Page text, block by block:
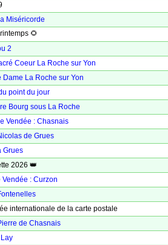
Miséricorde
🌻
2
Coeur La Roche sur Yon
Dame La Roche sur Yon
point du jour
Bourg sous La Roche
Vendée : Chasnais
de Grues
Grues
2026 👑
: Curzon
internationale de la carte postale
de Chasnais